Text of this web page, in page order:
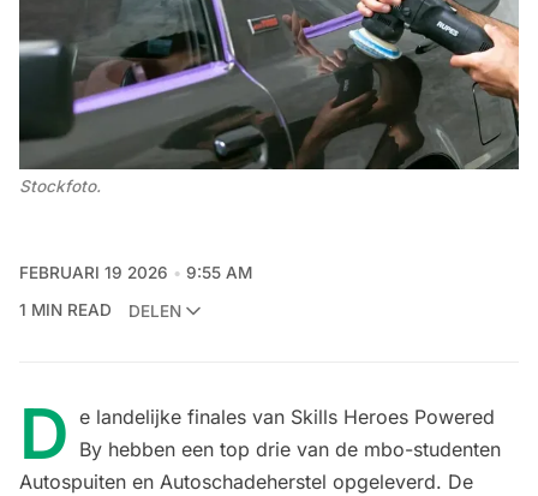
Stockfoto.
FEBRUARI 19 2026
9:55 AM
1 MIN READ
DELEN
D e landelijke finales van Skills Heroes Powered
By hebben een top drie van de mbo-studenten
Autospuiten en Autoschadeherstel opgeleverd. De